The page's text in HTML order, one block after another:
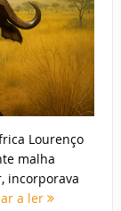
Lourenço
malha
incorporava
a ler